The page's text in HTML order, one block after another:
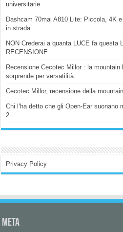
universitarie
Dashcam 70mai A810 Lite: Piccola, 4K
in strada
NON Crederai a quanta LUCE fa questa
RECENSIONE
Recensione Cecotec Millor : la
sorprende per versatilità.
Cecotec Millor, recensione della
Chi l’ha detto che gli Open-Ear suonano
2
Privacy Policy
Meta